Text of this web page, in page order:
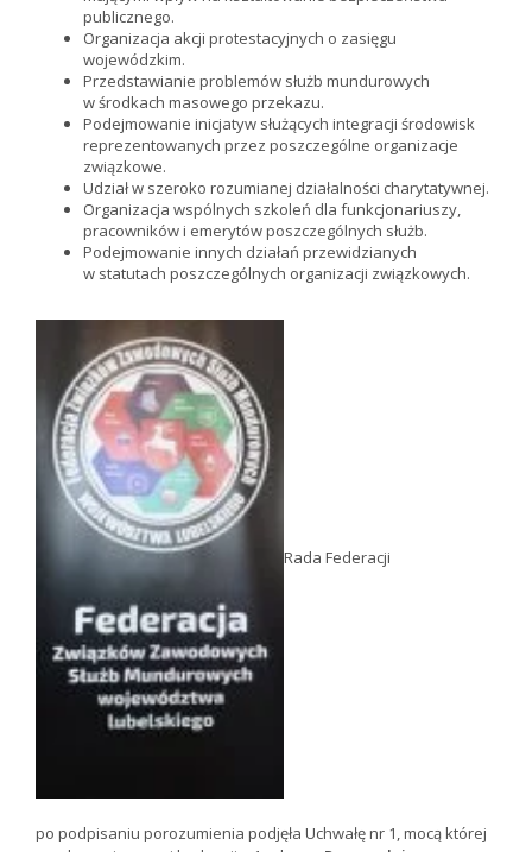
publicznego.
Organizacja akcji protestacyjnych o zasięgu
wojewódzkim.
Przedstawianie problemów służb mundurowych
w środkach masowego przekazu.
Podejmowanie inicjatyw służących integracji środowisk
reprezentowanych przez poszczególne organizacje
związkowe.
Udział w szeroko rozumianej działalności charytatywnej.
Organizacja wspólnych szkoleń dla funkcjonariuszy,
pracowników i emerytów poszczególnych służb.
Podejmowanie innych działań przewidzianych
w statutach poszczególnych organizacji związkowych.
Rada Federacji
po podpisaniu porozumienia podjęła Uchwałę nr 1, mocą której